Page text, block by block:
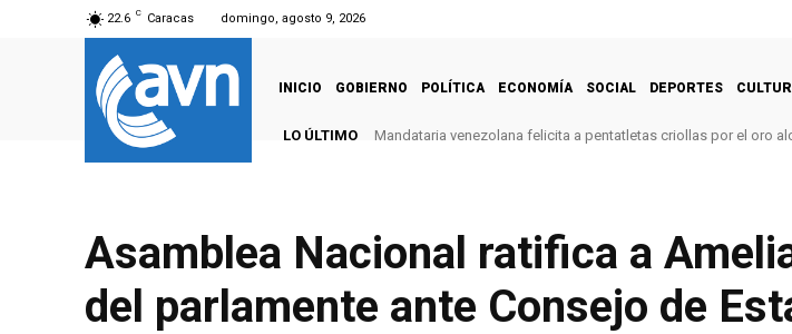
22.6 C Caracas domingo, agosto 9, 2026
INICIO GOBIERNO POLÍTICA ECONOMÍA SOCIAL DEPORTES
LO ÚLTIMO Mandataria venezolana felicita a pentatletas criollas por el oro
Asamblea Nacional ratifica a
del parlamente ante Consejo de